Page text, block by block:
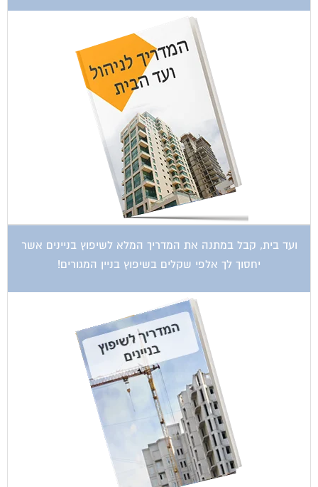
ועד בית, קבל במתנה את המדריך המלא לשיפוץ בניינים אשר
יחסוך לך אלפי שקלים בשיפוץ בניין המגורים!